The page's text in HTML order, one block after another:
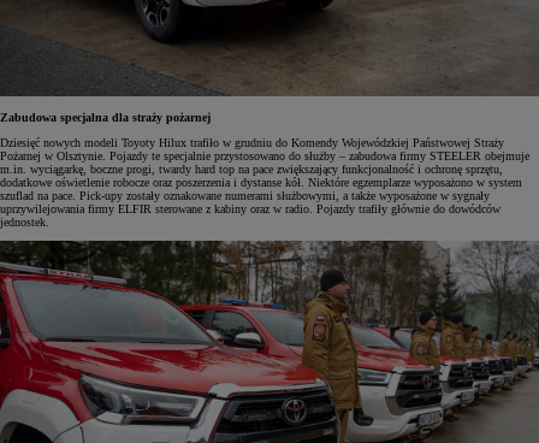
Zabudowa specjalna dla straży pożarnej
Dziesięć nowych modeli Toyoty Hilux trafiło w grudniu do Komendy Wojewódzkiej Państwowej Straży
Pożarnej w Olsztynie. Pojazdy te specjalnie przystosowano do służby – zabudowa firmy STEELER obejmuje
m.in. wyciągarkę, boczne progi, twardy hard top na pace zwiększający funkcjonalność i ochronę sprzętu,
dodatkowe oświetlenie robocze oraz poszerzenia i dystanse kół. Niektóre egzemplarze wyposażono w system
szuflad na pace. Pick-upy zostały oznakowane numerami służbowymi, a także wyposażone w sygnały
uprzywilejowania firmy ELFIR sterowane z kabiny oraz w radio. Pojazdy trafiły głównie do dowódców
jednostek.